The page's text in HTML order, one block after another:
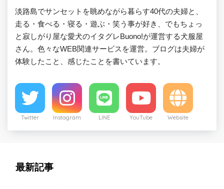
淡路島でサンセットを眺めながら暮らす40代の夫婦と、
走る・食べる・寝る・遊ぶ・笑う事が好き、でもちょっ
と寂しがり屋な愛犬のイタグレBuono!が運営する犬服屋
さん。色々なWEB関連サービスを運営。ブログは夫婦が
体験したこと、感じたことを書いています。
Twitter Instagram LINE YouTube Website
最新記事